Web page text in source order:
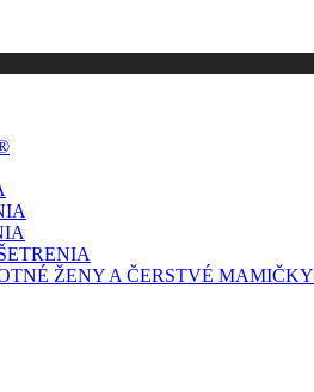
ŽENY A ČERSTVÉ MAMIČKY